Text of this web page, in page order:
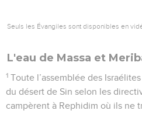
Seuls les Évangiles sont disponibles en
L'eau de Massa et
1 Toute l’assemblée des
du désert de Sin selon les
campèrent à Rephidim où ils ne